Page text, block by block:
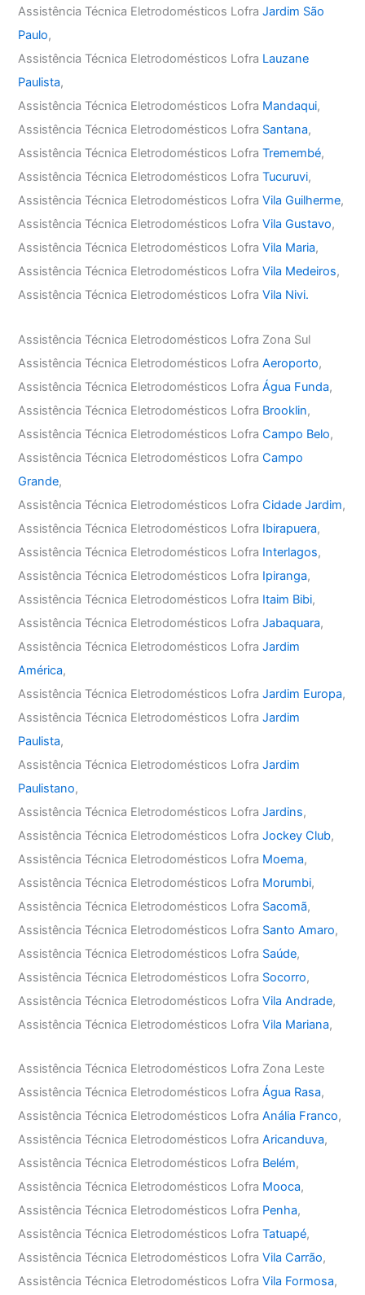
Assistência Técnica Eletrodomésticos LofraJardim São
Paulo,
Assistência Técnica Eletrodomésticos Lofra Lauzane
Paulista,
Assistência Técnica Eletrodomésticos Lofra Mandaqui,
Assistência Técnica Eletrodomésticos Lofra Santana,
Assistência Técnica Eletrodomésticos LofraTremembé,
Assistência Técnica Eletrodomésticos LofraTucuruvi,
Assistência Técnica Eletrodomésticos LofraVila Guilherme,
Assistência Técnica Eletrodomésticos LofraVila Gustavo,
Assistência Técnica Eletrodomésticos LofraVila Maria,
Assistência Técnica Eletrodomésticos LofraVila Medeiros,
Assistência Técnica Eletrodomésticos LofraVila Nivi.
Assistência Técnica Eletrodomésticos Lofra Zona Sul
Assistência Técnica Eletrodomésticos LofraAeroporto,
Assistência Técnica Eletrodomésticos LofraÁgua Funda,
Assistência Técnica Eletrodomésticos Lofra Brooklin,
Assistência Técnica Eletrodomésticos LofraCampo Belo,
Assistência Técnica Eletrodomésticos LofraCampo
Grande,
Assistência Técnica Eletrodomésticos LofraCidade Jardim,
Assistência Técnica Eletrodomésticos Lofra Ibirapuera,
Assistência Técnica Eletrodomésticos Lofra Interlagos,
Assistência Técnica Eletrodomésticos Lofra Ipiranga,
Assistência Técnica Eletrodomésticos Lofra Itaim Bibi,
Assistência Técnica Eletrodomésticos LofraJabaquara,
Assistência Técnica Eletrodomésticos LofraJardim
América,
Assistência Técnica Eletrodomésticos LofraJardim Europa,
Assistência Técnica Eletrodomésticos LofraJardim
Paulista,
Assistência Técnica Eletrodomésticos LofraJardim
Paulistano,
Assistência Técnica Eletrodomésticos LofraJardins,
Assistência Técnica Eletrodomésticos LofraJockey Club,
Assistência Técnica Eletrodomésticos Lofra Moema,
Assistência Técnica Eletrodomésticos Lofra Morumbi,
Assistência Técnica Eletrodomésticos Lofra Sacomã,
Assistência Técnica Eletrodomésticos Lofra Santo Amaro,
Assistência Técnica Eletrodomésticos Lofra Saúde,
Assistência Técnica Eletrodomésticos Lofra Socorro,
Assistência Técnica Eletrodomésticos LofraVila Andrade,
Assistência Técnica Eletrodomésticos LofraVila Mariana,
Assistência Técnica Eletrodomésticos Lofra Zona Leste
Assistência Técnica Eletrodomésticos LofraÁgua Rasa,
Assistência Técnica Eletrodomésticos LofraAnália Franco,
Assistência Técnica Eletrodomésticos LofraAricanduva,
Assistência Técnica Eletrodomésticos Lofra Belém,
Assistência Técnica Eletrodomésticos Lofra Mooca,
Assistência Técnica Eletrodomésticos Lofra Penha,
Assistência Técnica Eletrodomésticos LofraTatuapé,
Assistência Técnica Eletrodomésticos LofraVila Carrão,
Assistência Técnica Eletrodomésticos LofraVila Formosa,